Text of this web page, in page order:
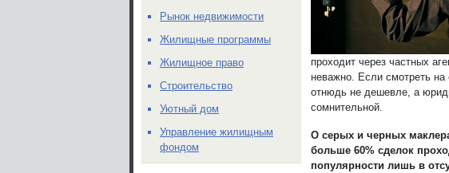
проходит через частных
неважно. Если смотреть на
отнюдь не дешевле, а
сомнительной.
О серых и черных
больше 60% сделок
популярности лишь в
Рынок недвижимости
Жилищные программы
Жилищное право
Строительство
Уютный дом
Управление жилищным
фондом